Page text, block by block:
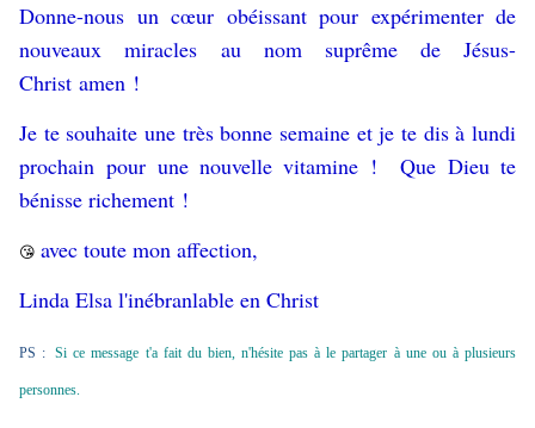
Donne-nous un cœur obéissant pour expérimenter de
nouveaux miracles au nom suprême de Jésus-
Christ amen !
Je te souhaite une très bonne semaine et je te dis à lundi
prochain pour une nouvelle vitamine ! Que Dieu te
bénisse richement !
😘 avec toute mon affection,
Linda Elsa l'inébranlable en Christ
PS : Si ce message t'a fait du bien, n'hésite pas à le partager à une ou à plusieurs
personnes.